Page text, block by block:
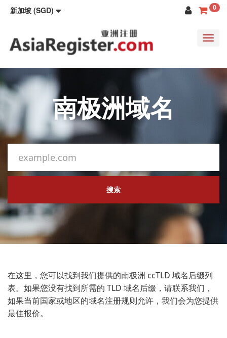
新加坡 (SGD) 0
南极洲域名
搜索
在这里，您可以找到我们提供的南极洲 ccTLD 域名后缀列
表。如果您没有找到所需的 TLD 域名后缀，请联系我们，
如果当前国家或地区的域名注册规则允许，我们会为您提供
最佳报价。